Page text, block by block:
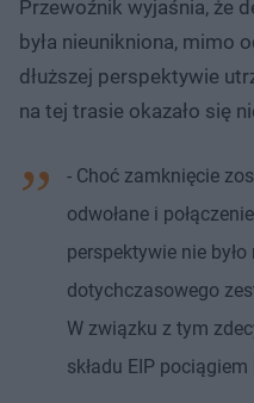
Przewoźnik wyjaśnia, że
była nieunikniona, mimo
dłuższej perspektywie
na tej trasie okazało się
- Choć zamknięcie
odwołane i
perspektywie nie
dotychczasowego
W związku z tym
składu EIP